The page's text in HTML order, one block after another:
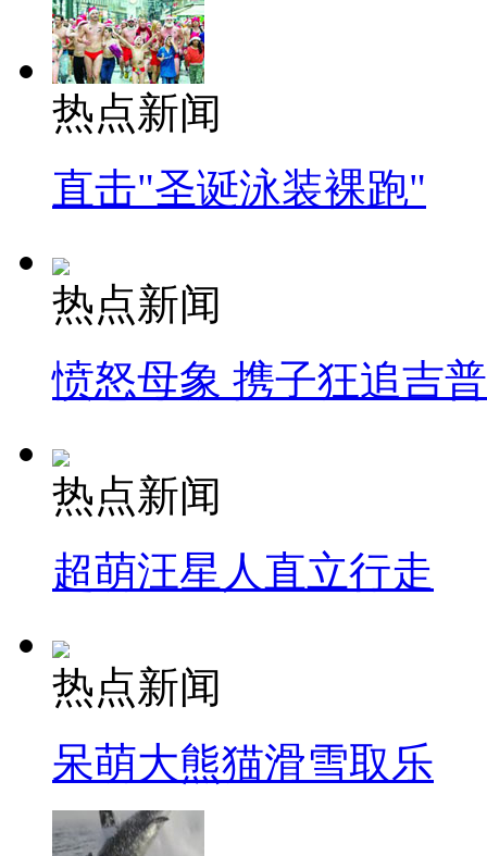
热点新闻
直击"圣诞泳装裸跑"
热点新闻
愤怒母象 携子狂追吉
热点新闻
超萌汪星人直立行走
热点新闻
呆萌大熊猫滑雪取乐